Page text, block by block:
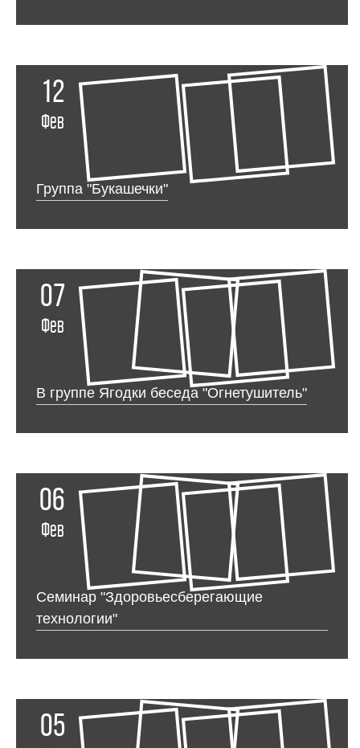
12
Фев
Группа "Букашечки"
07
Фев
В группе Ягодки беседа "Огнетушитель"
06
Фев
Семинар "Здоровьесберегающие
технологии"
05